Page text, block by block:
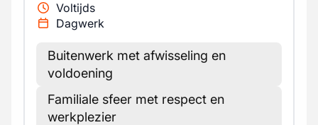
Voltijds
Dagwerk
Buitenwerk met afwisseling en
voldoening
Familiale sfeer met respect en
werkplezier